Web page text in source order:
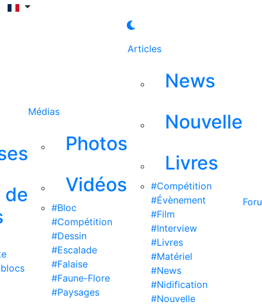
de
Médias
Photos
Vidéos
#Bloc
#Compétition
#Dessin
#Escalade
#Falaise
#Faune-Flore
#Paysages
Articles
News
Nouvelle
Livres
#Compétition
#Évènement
#Film
#Interview
#Livres
#Matériel
#News
#Nidification
#Nouvelle